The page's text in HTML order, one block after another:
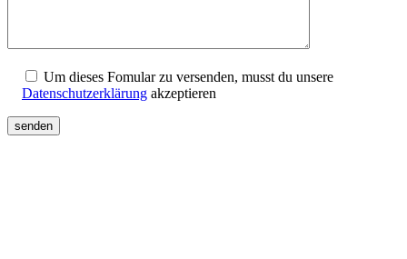
Um dieses Fomular zu versenden, musst du unsere
Datenschutzerklärung akzeptieren